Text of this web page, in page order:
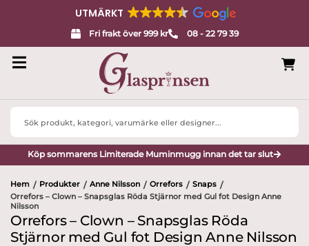
UTMÄRKT
Fri frakt över 999 kr 08 - 22 79 39
Search
Köp sommarens Limiterade Muminmugg innan det tar slut
Hem / Produkter / Anne Nilsson / Orrefors / Snaps /
Orrefors – Clown – Snapsglas Röda Stjärnor med Gul fot Design Anne
Nilsson
Orrefors – Clown – Snapsglas Röda
Stjärnor med Gul fot Design Anne Nilsson